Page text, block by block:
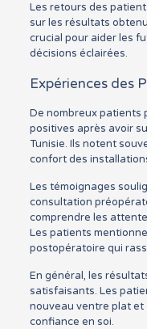
Les retours des
sur les résultats
crucial pour aider les
décisions éclairées.
Expériences des
De nombreux patients
positives après avoir
Tunisie. Ils notent
confort des
Les témoignages
consultation
comprendre les
Les patients
postopératoire qui
En général, les
satisfaisants. Les
nouveau ventre plat et
confiance en soi.